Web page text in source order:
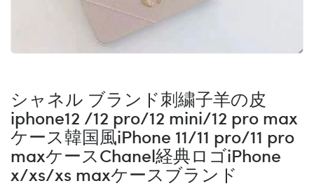
シャネル ブランド刺繍子羊の皮
iphone12 /12 pro/12 mini/12 pro max
ケース韓国風iPhone 11/11 pro/11 pro
maxケースChanel経典ロゴiPhone
x/xs/xs maxケースブランド